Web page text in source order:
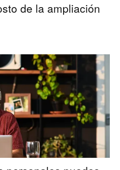
de la ampliación